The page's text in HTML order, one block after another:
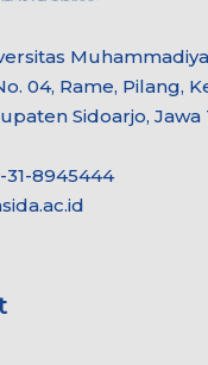
04, Rame, Pilang,
Sidoarjo,
8945444